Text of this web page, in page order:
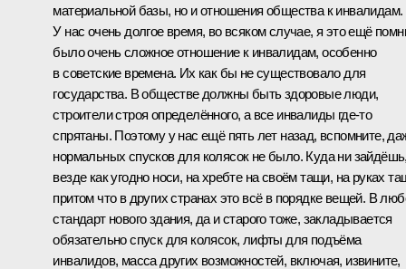
материальной базы, но и отношения общества к инвалидам.
У нас очень долгое время, во всяком случае, я это ещё
было очень сложное отношение к инвалидам, особенно
в советские времена. Их как бы не существовало для
государства. В обществе должны быть здоровые люди,
строители строя определённого, а все инвалиды где‑то
спрятаны. Поэтому у нас ещё пять лет назад, вспомните,
нормальных спусков для колясок не было. Куда ни
везде как угодно носи, на хребте на своём тащи, на руках
притом что в других странах это всё в порядке вещей. В
стандарт нового здания, да и старого тоже, закладывается
обязательно спуск для колясок, лифты для подъёма
инвалидов, масса других возможностей, включая, извините,